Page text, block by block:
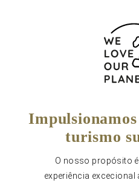
turismo
O nosso propósito
experiência